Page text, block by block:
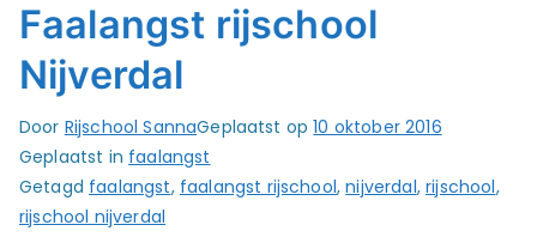
Faalangst rijschool
Nijverdal
Door Rijschool SannaGeplaatst op10 oktober 2016
Geplaatst in faalangst
Getagd faalangst, faalangst rijschool,nijverdal,rijschool,
rijschool nijverdal